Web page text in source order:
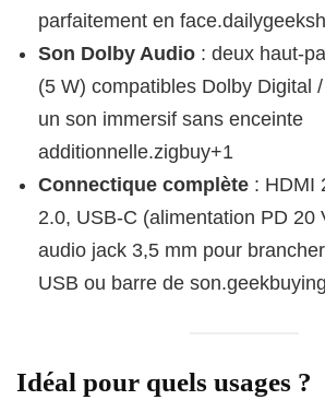
parfaitement en
Son Dolby Audio : deux haut-
(5 W) compatibles Dolby Digital
un son immersif sans enceinte
additionnelle.zigbuy+1
Connectique complète : HDMI
2.0, USB‑C (alimentation PD 20
audio jack 3,5 mm pour
USB ou barre de
Idéal pour quels usages ?